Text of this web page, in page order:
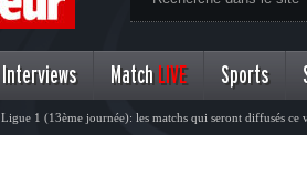
Interviews Match LIVE Sports
Ligue 1 (13ème journée): les matchs qui seront diffusés ce